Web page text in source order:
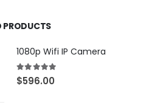
PRODUCTS
1080p Wifi IP Camera
5.00out of 5
$596.00